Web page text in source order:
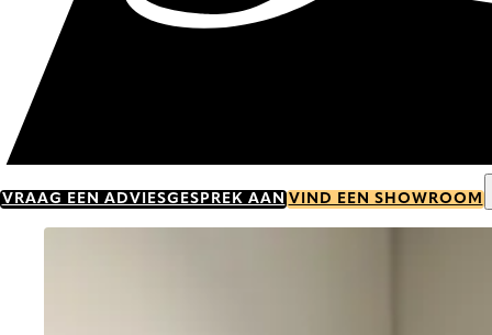
VRAAG EEN ADVIESGESPREK AAN VIND EEN SHOWROOM
Go to item 0